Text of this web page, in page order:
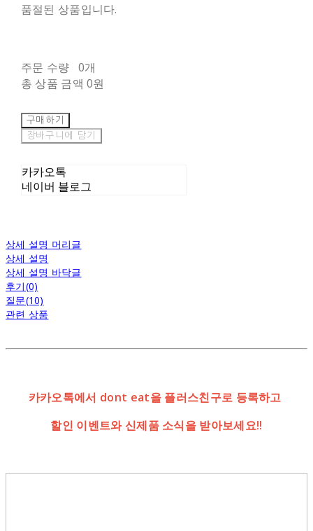
품절된 상품입니다.
주문 수량 0개
총 상품 금액 0원
구매하기
장바구니에 담기
카카오톡
네이버 블로그
상세 설명 머리글
상세 설명
상세 설명 바닥글
후기(0)
질문(10)
관련 상품
카카오톡에서 dont eat을 플러스친구로 등록하고
할인 이벤트와 신제품 소식을 받아보세요!!